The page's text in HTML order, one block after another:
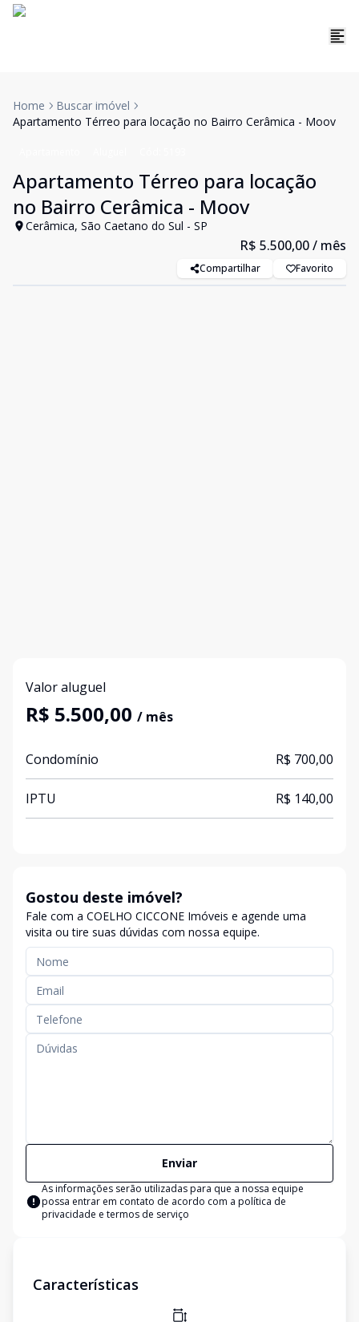
Home
Buscar imóvel
Apartamento Térreo para locação no Bairro Cerâmica - Moov
Apartamento Térreo para locação
no Bairro Cerâmica - Moov
Cerâmica, São Caetano do Sul - SP
R$ 5.500,00/ mês
Compartilhar Favorito
Valor aluguel
R$ 5.500,00 / mês
Condomínio R$ 700,00
IPTU R$ 140,00
Gostou deste imóvel?
Fale com a COELHO CICCONE Imóveis e agende uma
visita ou tire suas dúvidas com nossa equipe.
Enviar
As informações serão utilizadas para que a nossa equipe
possa entrar em contato de acordo com a política de
privacidade e termos de serviço
Características